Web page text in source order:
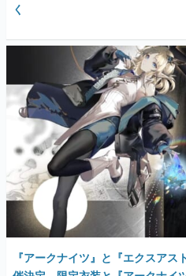
く
『アークナイツ』と『エクスア